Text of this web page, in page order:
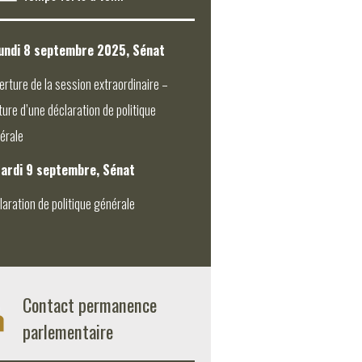
8 septembre 2025, Sénat
de la session extraordinaire –
d’une déclaration de politique
9 septembre, Sénat
de politique générale
Contact permanence
parlementaire